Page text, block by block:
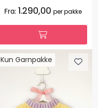
Fra: 1.290,00 per pakke
Kun Garnpakke